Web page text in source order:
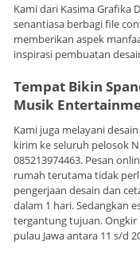
Kami dari Kasima Grafika
senantiasa berbagi file
memberikan aspek
inspirasi pembuatan
Tempat Bikin
Musik
Kami juga melayani
kirim ke seluruh pelosok
085213974463. Pesan
rumah terutama tidak
pengerjaan desain dan
dalam 1 hari. Sedangkan
tergantung tujuan. Ongkir
pulau Jawa antara 11 s/d